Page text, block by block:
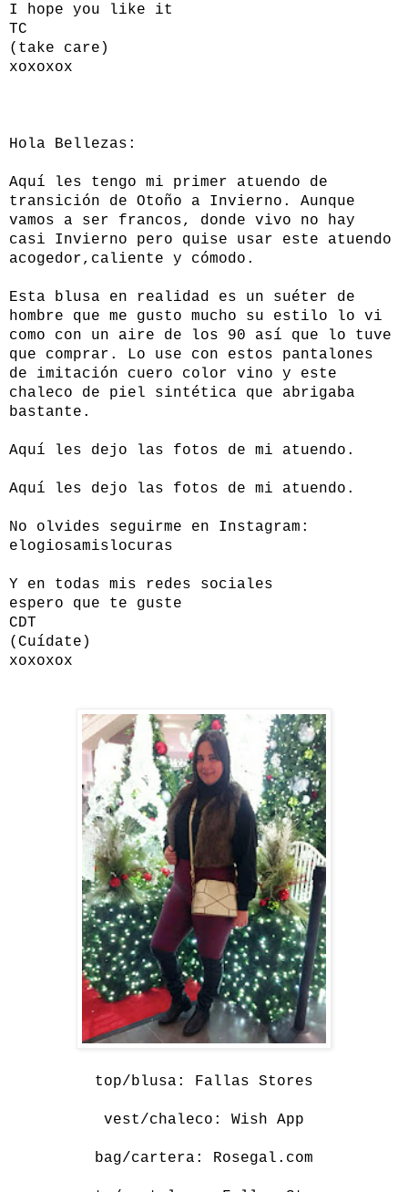
I hope you like it
TC
(take care)
xoxoxox
Hola Bellezas:
Aquí les tengo mi primer atuendo de
transición de Otoño a Invierno. Aunque
vamos a ser francos, donde vivo no hay
casi Invierno pero quise usar este atuendo
acogedor,caliente y cómodo.
Esta blusa en realidad es un suéter de
hombre que me gusto mucho su estilo lo vi
como con un aire de los 90 así que lo tuve
que comprar. Lo use con estos pantalones
de imitación cuero color vino y este
chaleco de piel sintética que abrigaba
bastante.
Aquí les dejo las fotos de mi atuendo.
Aquí les dejo las fotos de mi atuendo.
No olvides seguirme en Instagram:
elogiosamislocuras
Y en todas mis redes sociales
espero que te guste
CDT
(Cuídate)
xoxoxox
top/blusa: Fallas Stores
vest/chaleco: Wish App
bag/cartera: Rosegal.com